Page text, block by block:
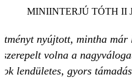
MINIINTERJÚ TÓTH II
nyújtott, mintha már
szerepelt volna a
lendületes, gyors